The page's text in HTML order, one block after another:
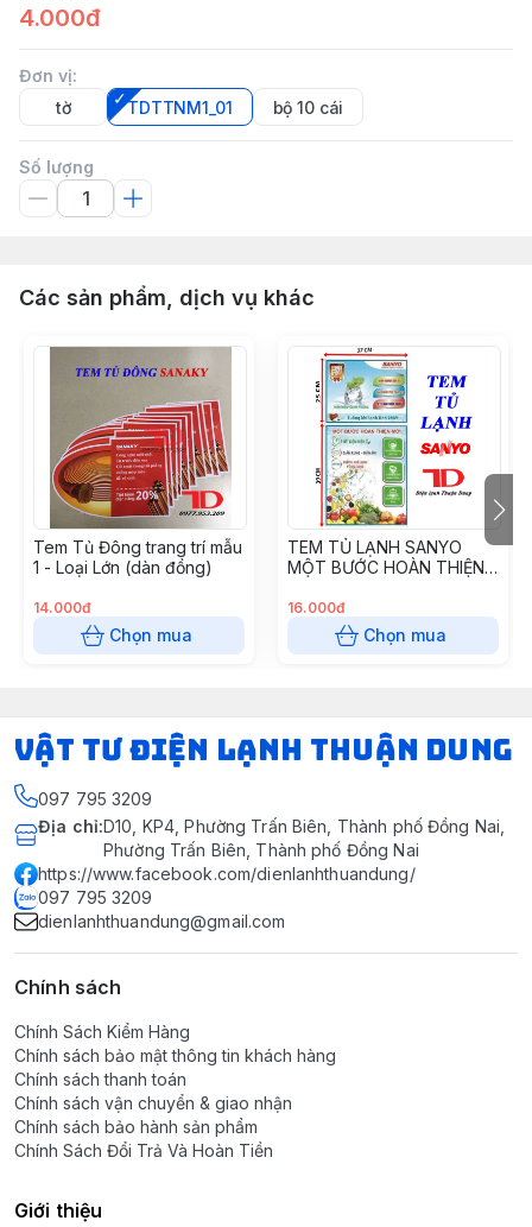
4.000đ
Đơn vị:
tờ
TDTTNM1_01 bộ 10 cái
Số lượng
Các sản phẩm, dịch vụ khác
Tem Tủ Đông trang trí mẫu
1 - Loại Lớn (dàn đồng)
14.000đ
Chọn mua
TEM TỦ LẠNH SANYO
MỘT BƯỚC HOÀN THIỆN
16.000đ
Chọn mua
VẬT TƯ ĐIỆN LẠNH THUẬN DUNG
097 795 3209
Địa chỉ:D10, KP4, Phường Trấn Biên, Thành phố Đồng Nai,
Phường Trấn Biên, Thành phố Đồng Nai
https://www.facebook.com/dienlanhthuandung/
097 795 3209
dienlanhthuandung@gmail.com
Chính sách
Chính Sách Kiểm Hàng
Chính sách bảo mật thông tin khách hàng
Chính sách thanh toán
Chính sách vận chuyển & giao nhận
Chính sách bảo hành sản phẩm
Chính Sách Đổi Trả Và Hoàn Tiền
Giới thiệu